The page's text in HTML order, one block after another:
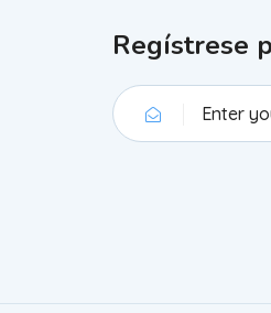
Regístrese